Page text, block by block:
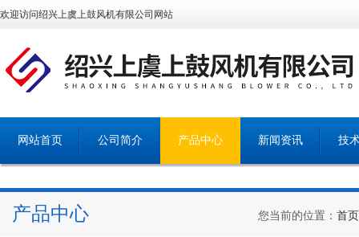
欢迎访问绍兴上虞上鼓风机有限公司网站
网站首页 公司简介 产品中心 新闻资讯 技
产品中心 您当前的位置： 首页